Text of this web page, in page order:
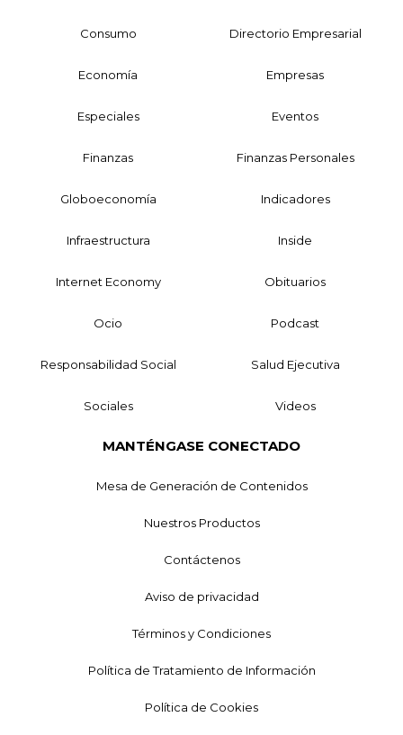
Consumo Directorio Empresarial
Economía Empresas
Especiales Eventos
Finanzas Finanzas Personales
Globoeconomía Indicadores
Infraestructura Inside
Internet Economy Obituarios
Ocio Podcast
Responsabilidad Social Salud Ejecutiva
Sociales Videos
MANTÉNGASE CONECTADO
Mesa de Generación de Contenidos
Nuestros Productos
Contáctenos
Aviso de privacidad
Términos y Condiciones
Política de Tratamiento de Información
Política de Cookies